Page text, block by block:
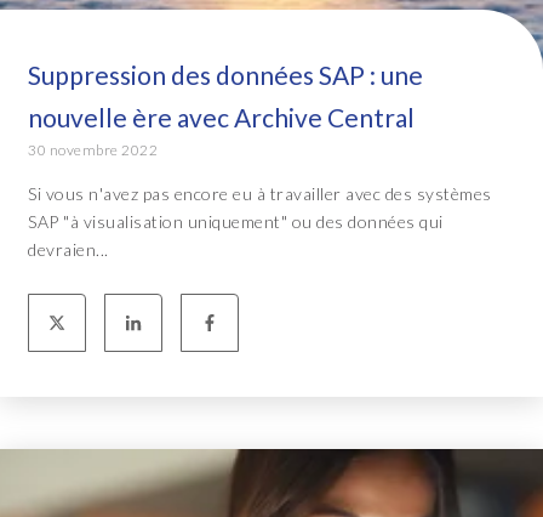
Suppression des données SAP : une
nouvelle ère avec Archive Central
30 novembre 2022
Si vous n'avez pas encore eu à travailler avec des systèmes
SAP "à visualisation uniquement" ou des données qui
devraien...